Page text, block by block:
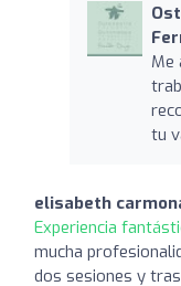
Me
tu
elisabeth
Experiencia
mucha
dos sesiones y